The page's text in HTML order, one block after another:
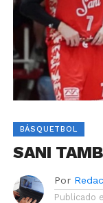
BÁSQUETBOL
SANI
Por
Publicado